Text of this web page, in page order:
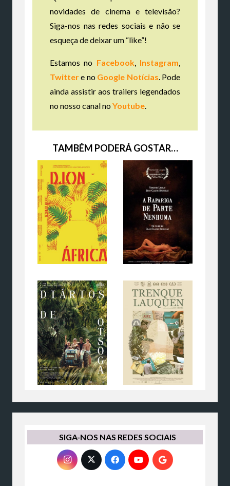
novidades de cinema e televisão?
Siga-nos nas redes sociais e não se
esqueça de deixar um “like”!
Estamos no Facebook, Instagram
Twittere no Google Notícias . Pode
ainda assistir aos trailers legendados
no nosso canal noYoutube
TAMBÉM PODERÁ GOSTAR…
SIGA-NOS NAS REDES SOCIAIS